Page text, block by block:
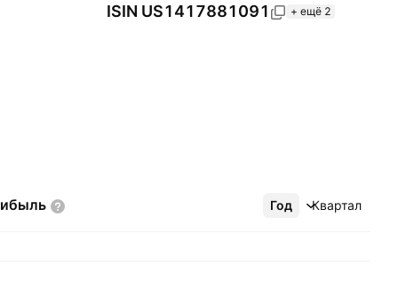
ISIN US1417881091 + ещё 2
Год Квартал
Ещё